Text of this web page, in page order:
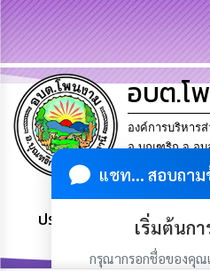
แผนการ
ใช้
จ่าย
งบ
ประมาณ
ประจำ
ปี
การ
บริหาร
และ
พัฒนา
บุคคล
แชท... สอบถา
เริ่มต้นก
กรุณากรอกชื่อของคุณ
อบต.โ
องค์การบริหาร
อ.บุณฑริก จ.อุบ
953005-7 เลข
ประชาชน มีภูมิคุ้มกัน พึ่งพา